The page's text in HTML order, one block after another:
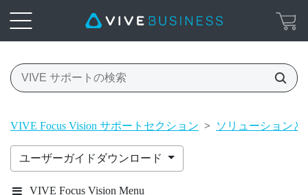
VIVE Focus Vision サポートセクション > ソリューションと
ユーザーガイドダウンロード
VIVE Focus Vision Menu